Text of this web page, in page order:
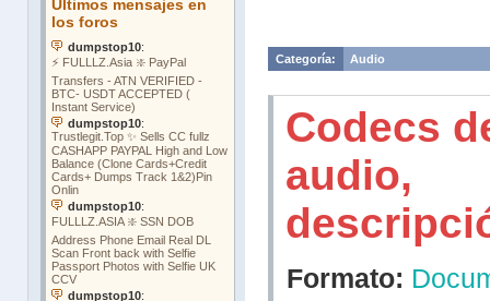
Categoría: Audio
Codecs
audio,
Formato: